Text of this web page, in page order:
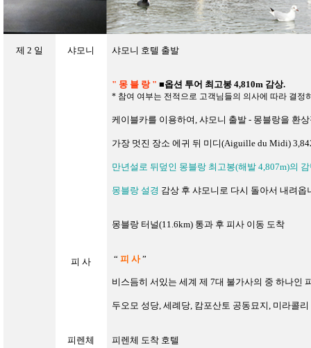
제 2 일 샤모니
피 사
피렌체
샤모니 호텔 출발
" 몽 블 랑 "■옵션 투어 최고봉4,810m 감상.
* 참여 여부는 전적으로 고객님들의 의사에 따라 결정
케이블카를 이용하여,샤모니 출발 - 몽블랑을 환
가장 멋진 장소 에귀 뒤 미디(Aiguille du Midi)
만년설로 뒤덮인 몽블랑 최고봉(해발4,807m)의
몽블랑 설경 감상 후 샤모니로 다시 돌아서 내려옵
몽블랑 터널(11.6km) 통과 후 피사 이동 도착
“ 피 사 ”
비스듬히 서있는 세계 제 7대 불가사의 중 하나인
두오모 성당, 세례당, 캄포산토 공동묘지, 미라콜
피렌체 도착 호텔